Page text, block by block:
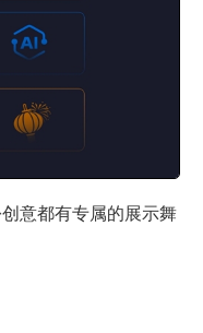
意都有专属的展示舞